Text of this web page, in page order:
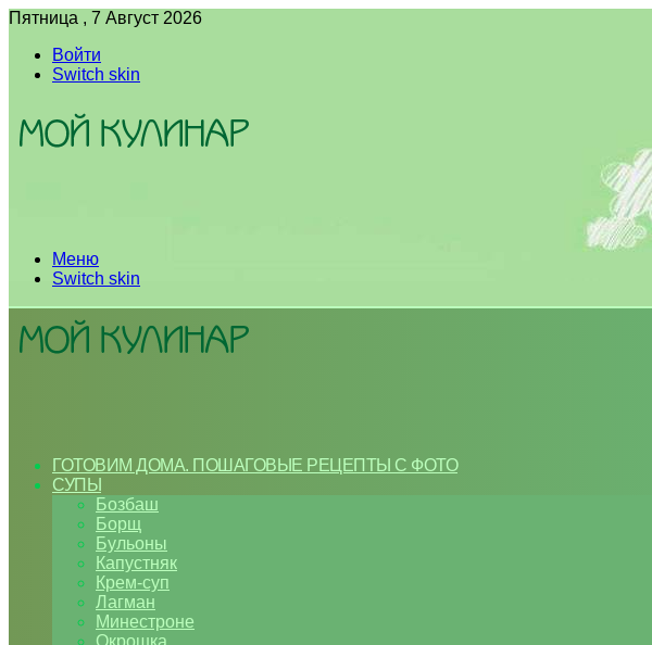
Пятница , 7 Август 2026
Войти
Switch skin
Меню
Switch skin
ГОТОВИМ ДОМА. ПОШАГОВЫЕ РЕЦЕПТЫ С ФОТО
СУПЫ
Бозбаш
Борщ
Бульоны
Капустняк
Крем-суп
Лагман
Минестроне
Окрошка